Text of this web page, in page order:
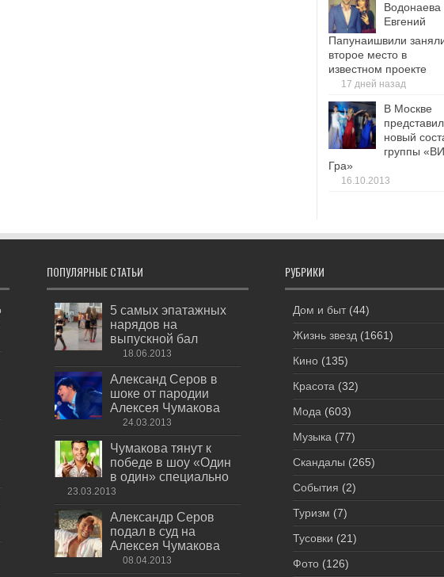
Водонаева
Евгений
Папунаишвили
второе место в
известном проекте
17 дней назад
В Москве
новый
группы
Гра»
16.10.2013
ПОПУЛЯРНЫЕ СТАТЬИ
5 самых эпатажных
нарядов на
выпускной бал
18.06.2013
Александ Серов в
шоке от пародии
Алексея Чумакова
24.03.2013
Чумакова тянут к
победе в шоу «Один
в один» специально
23.03.2013
Александр Серов
подал в суд на
Алексея Чумакова
08.04.2013
РУБРИКИ
Дом и быт (44)
Жизнь звезд (1661)
Кино (135)
Красота (32)
Мода (603)
Музыка (77)
Скандалы (265)
События (2)
Туризм (7)
Тусовки (21)
Фото (126)